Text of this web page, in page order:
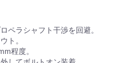
ペラシャフト干渉を回避。
ウト。
程度。